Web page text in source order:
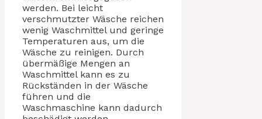
werden. Bei leicht
verschmutzter Wäsche reichen
wenig Waschmittel und geringe
Temperaturen aus, um die
Wäsche zu reinigen. Durch
übermäßige Mengen an
Waschmittel kann es zu
Rückständen in der Wäsche
führen und die
Waschmaschine kann dadurch